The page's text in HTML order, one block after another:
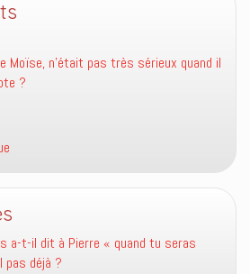
Moïse, n’était pas très sérieux quand il
?
a-t-il dit à Pierre « quand tu seras
pas déjà ?